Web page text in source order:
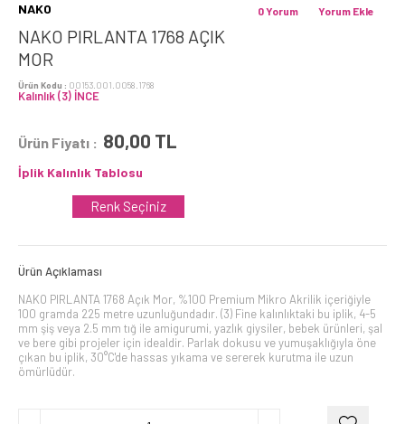
NAKO
NAKO PIRLANTA 1768 AÇIK
MOR
Ürün Kodu : 00153.001.0058.1768
Kalınlık (3) İNCE
Yorum Ekle
0 Yorum
Ürün Fiyatı : 80,00 TL
İplik Kalınlık Tablosu
Renk Seçiniz
Ürün Açıklaması
NAKO PIRLANTA 1768 Açık Mor, %100 Premium Mikro Akrilik içeriğiyle
100 gramda 225 metre uzunluğundadır. (3) Fine kalınlıktaki bu iplik, 4-5
mm şiş veya 2.5 mm tığ ile amigurumi, yazlık giysiler, bebek ürünleri, şal
ve bere gibi projeler için idealdir. Parlak dokusu ve yumuşaklığıyla öne
çıkan bu iplik, 30°C'de hassas yıkama ve sererek kurutma ile uzun
ömürlüdür.